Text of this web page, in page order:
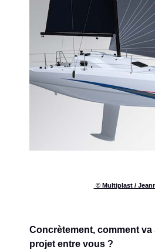
© Multiplast /
Concrètement, comment va
projet entre vous ?